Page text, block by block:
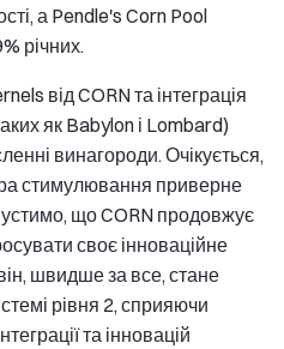
а Pendle's Corn Pool
річних.
від CORN та інтеграція
як Babylon і Lombard)
винагороди. Очікується,
стимулювання приверне
що CORN продовжує
своє інноваційне
швидше за все, стане
рівня 2, сприяючи
та інновацій